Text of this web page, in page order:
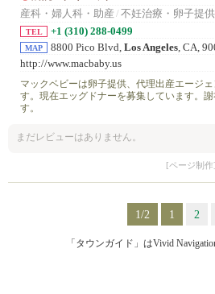
産科・婦人科・助産 / 不妊治療・卵子提供
TEL +1 (310) 288-0499
MAP 8800 Pico Blvd, Los Angeles, CA,
http://www.macbaby.us
マックベビーは卵子提供、代理出産エージ
す。現在エッグドナーを募集しています。謝
す。
まだレビューはありません。
[ページ制作]
1/2 1 2
「タウンガイド」はVivid